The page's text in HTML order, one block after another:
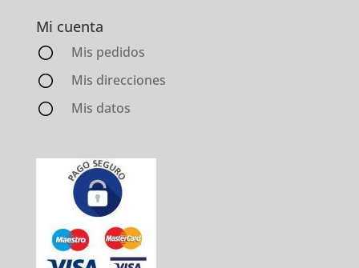
Mi cuenta
Mis pedidos
Mis direcciones
Mis datos